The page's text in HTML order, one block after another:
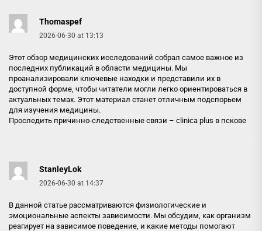
Thomaspef
2026-06-30 at 13:13
Этот обзор медицинских исследований собрал самое важное из
последних публикаций в области медицины. Мы
проанализировали ключевые находки и представили их в
доступной форме, чтобы читатели могли легко ориентироваться в
актуальных темах. Этот материал станет отличным подспорьем
для изучения медицины.
Проследить причинно-следственные связи – clinica plus в пскове
StanleyLok
2026-06-30 at 14:37
В данной статье рассматриваются физиологические и
эмоциональные аспекты зависимости. Мы обсудим, как организм
реагирует на зависимое поведение, и какие методы помогают